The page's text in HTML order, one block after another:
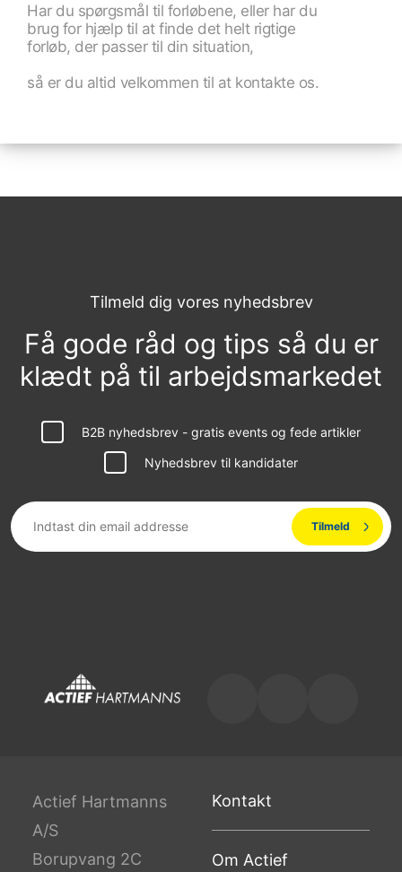
Har du spørgsmål til forløbene, eller har du
brug for hjælp til at finde det helt rigtige
forløb, der passer til din situation,
så er du altid velkommen til at kontakte os.
Tilmeld dig vores nyhedsbrev
Få gode råd og tips så du er
klædt på til arbejdsmarkedet
B2B nyhedsbrev - gratis events og fede artikler
Nyhedsbrev til kandidater
Actief Hartmanns
A/S
Borupvang 2C
Kontakt
Om Actief